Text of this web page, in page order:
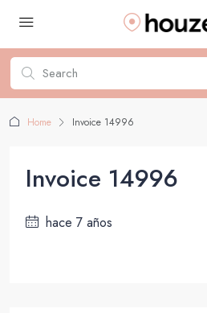
Home Invoice 14996
Invoice 14996
hace 7 años